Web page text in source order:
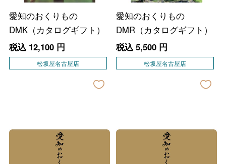
愛知のおくりもの
DMK（カタログギフト）
税込 12,100円
松坂屋名古屋店
愛知のおくりもの
DMR（カタログギフト）
税込 5,500円
松坂屋名古屋店